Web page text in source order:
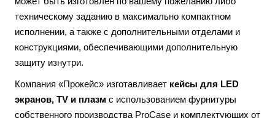
техническому заданию в максимально компактном
исполнении, а также с дополнительными отделами и
конструкциями, обеспечивающими дополнительную
защиту изнутри.
Компания «Прокейс» изготавливает кейсы для LED
экранов, TV и плазм с использованием фурнитуры
собственного производства ProCase и комплектующих от